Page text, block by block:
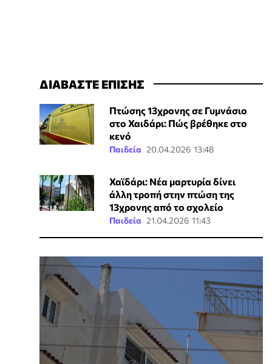
ΔΙΑΒΑΣΤΕ ΕΠΙΣΗΣ
Πτώσης 13χρονης σε Γυμνάσιο
στο Χαιδάρι: Πώς βρέθηκε στο
κενό
Παιδεία 20.04.2026 13:48
Χαϊδάρι: Νέα μαρτυρία δίνει
άλλη τροπή στην πτώση της
13χρονης από το σχολείο
Παιδεία 21.04.2026 11:43